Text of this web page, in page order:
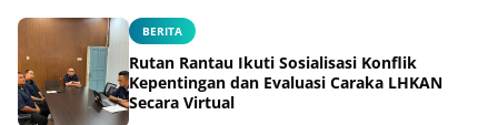
BERITA
Rutan Rantau Ikuti Sosialisasi Konflik
Kepentingan dan Evaluasi Caraka LHKAN
Secara Virtual